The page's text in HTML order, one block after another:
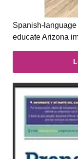
Spanish-
educate Arizona